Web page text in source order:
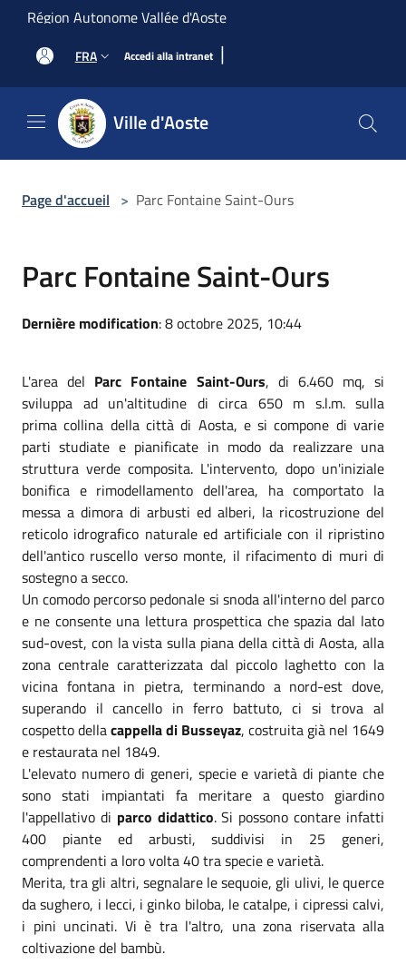
Salta al contenuto principale
Région Autonome Vallée d'Aoste
FRA Accedi alla intranet |
Ville d'Aoste
Page d'accueil > Parc Fontaine Saint-Ours
Parc Fontaine Saint-Ours
Dernière modification: 8 octobre 2025, 10:44
L'area del Parc Fontaine Saint-Ours, di 6.460 mq, si
sviluppa ad un'altitudine di circa 650 m s.l.m. sulla
prima collina della città di Aosta, e si compone di varie
parti studiate e pianificate in modo da realizzare una
struttura verde composita. L'intervento, dopo un'iniziale
bonifica e rimodellamento dell'area, ha comportato la
messa a dimora di arbusti ed alberi, la ricostruzione del
reticolo idrografico naturale ed artificiale con il ripristino
dell'antico ruscello verso monte, il rifacimento di muri di
sostegno a secco.
Un comodo percorso pedonale si snoda all'interno del parco
e ne consente una lettura prospettica che spazia dal lato
sud-ovest, con la vista sulla piana della città di Aosta, alla
zona centrale caratterizzata dal piccolo laghetto con la
vicina fontana in pietra, terminando a nord-est dove,
superando il cancello in ferro battuto, ci si trova al
cospetto dellacappella di Busseyaz, costruita già nel 1649
e restaurata nel 1849.
L'elevato numero di generi, specie e varietà di piante che
sono stati impiantati fa meritare a questo giardino
l'appellativo di parco didattico. Si possono contare infatti
400 piante ed arbusti, suddivisi in 25 generi,
comprendenti a loro volta 40 tra specie e varietà.
Merita, tra gli altri, segnalare le sequoie, gli ulivi, le querce
da sughero, i lecci, i ginko biloba, le catalpe, i cipressi calvi,
i pini uncinati. Vi è tra l'altro, una zona riservata alla
coltivazione del bambù.